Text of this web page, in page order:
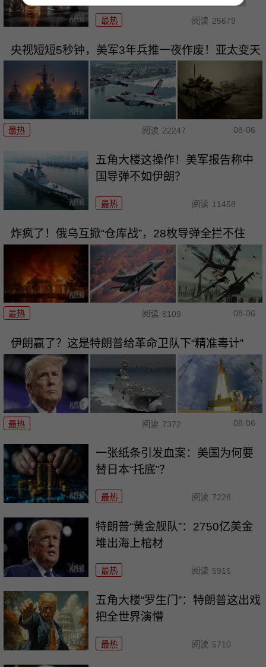
最热 阅读 25679
央视短短5秒钟，美军3年兵推一夜作废！亚太变天
最热 阅读 22247 08-06
五角大楼这操作！美军报告称中
国导弹不如伊朗？
最热 阅读 11458
炸疯了！俄乌互掀“仓库战”，28枚导弹全拦不住
最热 阅读 8109 08-06
伊朗赢了？这是特朗普给革命卫队下“精准毒计”
最热 阅读 7372 08-06
一张纸条引发血案：美国为何要
替日本“托底”？
最热 阅读 7228
特朗普“黄金舰队”：2750亿美金
堆出海上棺材
最热 阅读 5915
五角大楼“罗生门”：特朗普这出戏
把全世界演懵
最热 阅读 5710